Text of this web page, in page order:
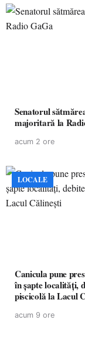
Senatorul
majoritară la
acum 2 ore
LOCALE
Canicula pune
în șapte localități,
piscicolă la Lacul
acum 9 ore